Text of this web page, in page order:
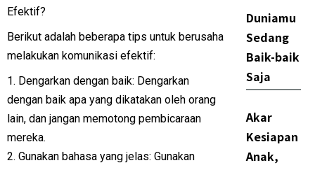
Efektif?
Berikut adalah beberapa tips untuk berusaha
melakukan komunikasi efektif:
1. Dengarkan dengan baik: Dengarkan
dengan baik apa yang dikatakan oleh orang
lain, dan jangan memotong pembicaraan
mereka.
2. Gunakan bahasa yang jelas: Gunakan
Duniamu
Sedang
Baik-baik
Saja
Akar
Kesiapan
Anak,